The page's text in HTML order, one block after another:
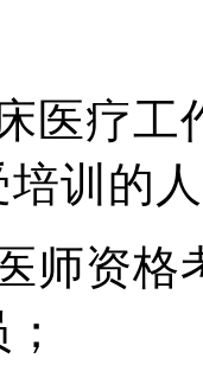
医疗
训的
师资